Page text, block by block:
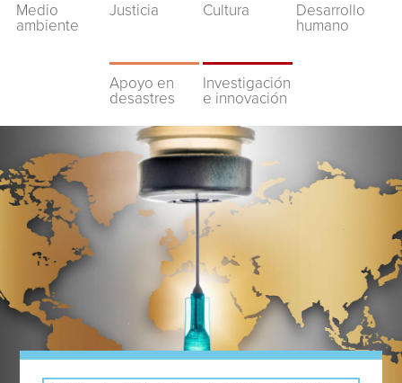
Medio
ambiente
Justicia Cultura
Desarrollo
humano
Apoyo en
desastres
Investigación
e innovación